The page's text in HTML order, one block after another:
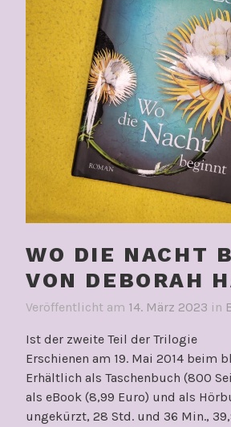
WO DIE NACHT
VON DEBORAH
Veröffentlicht am 14. März 2023 in
Ist der zweite Teil der Trilogie
Erschienen am 19. Mai 2014 beim
Erhältlich als Taschenbuch (800
als eBook (8,99 Euro) und als
ungekürzt, 28 Std. und 36 Min.,